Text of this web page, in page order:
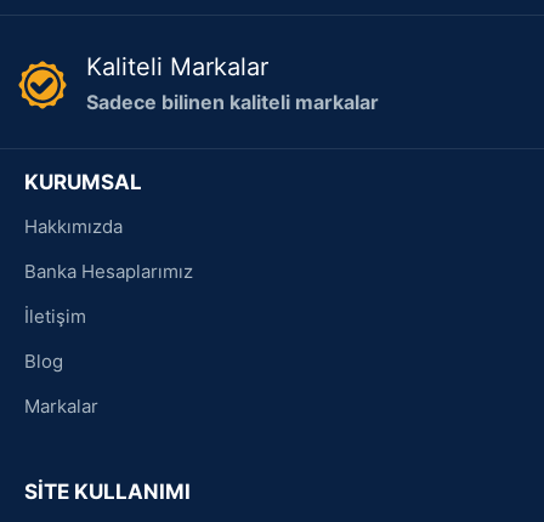
Kaliteli Markalar
Sadece bilinen kaliteli markalar
KURUMSAL
Hakkımızda
Banka Hesaplarımız
İletişim
Blog
Markalar
SİTE KULLANIMI